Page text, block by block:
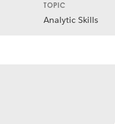
TOPIC
Analytic Skills